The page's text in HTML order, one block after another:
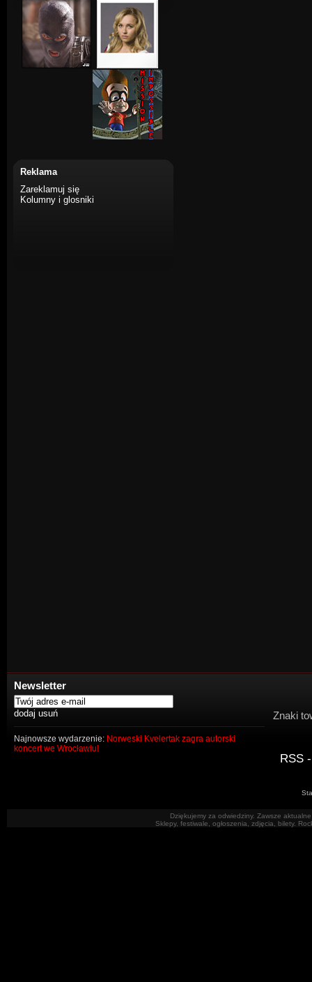
Reklama
Zareklamuj się
Kolumny i glosniki
Newsletter
Najnowsze wydarzenie: Norweski Kvelertak zagra autorski
koncert we Wrocławiu!
Znaki
RSS
Dziękujemy za odwiedziny. Zawsze
Sklepy, festiwale, ogłoszenia, zdjęcia, bilety.